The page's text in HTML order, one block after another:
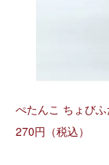
ぺたんこ ちょび
270円（税込）